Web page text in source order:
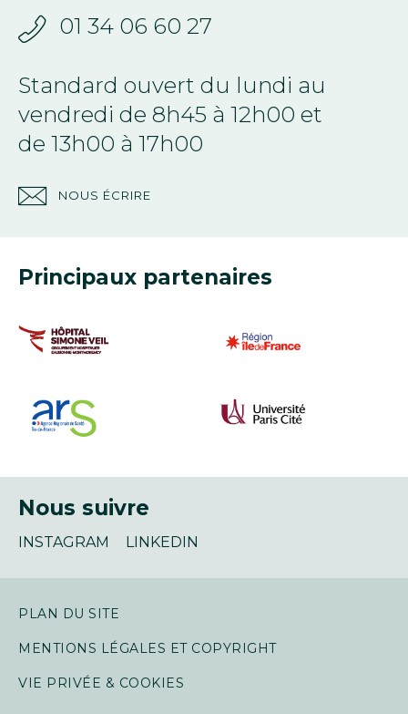
01 34 06 60 27
Standard ouvert du lundi au
vendredi de 8h45 à 12h00 et
de 13h00 à 17h00
NOUS ÉCRIRE
Principaux partenaires
Nous suivre
INSTAGRAM LINKEDIN
PLAN DU SITE
MENTIONS LÉGALES ET COPYRIGHT
VIE PRIVÉE & COOKIES